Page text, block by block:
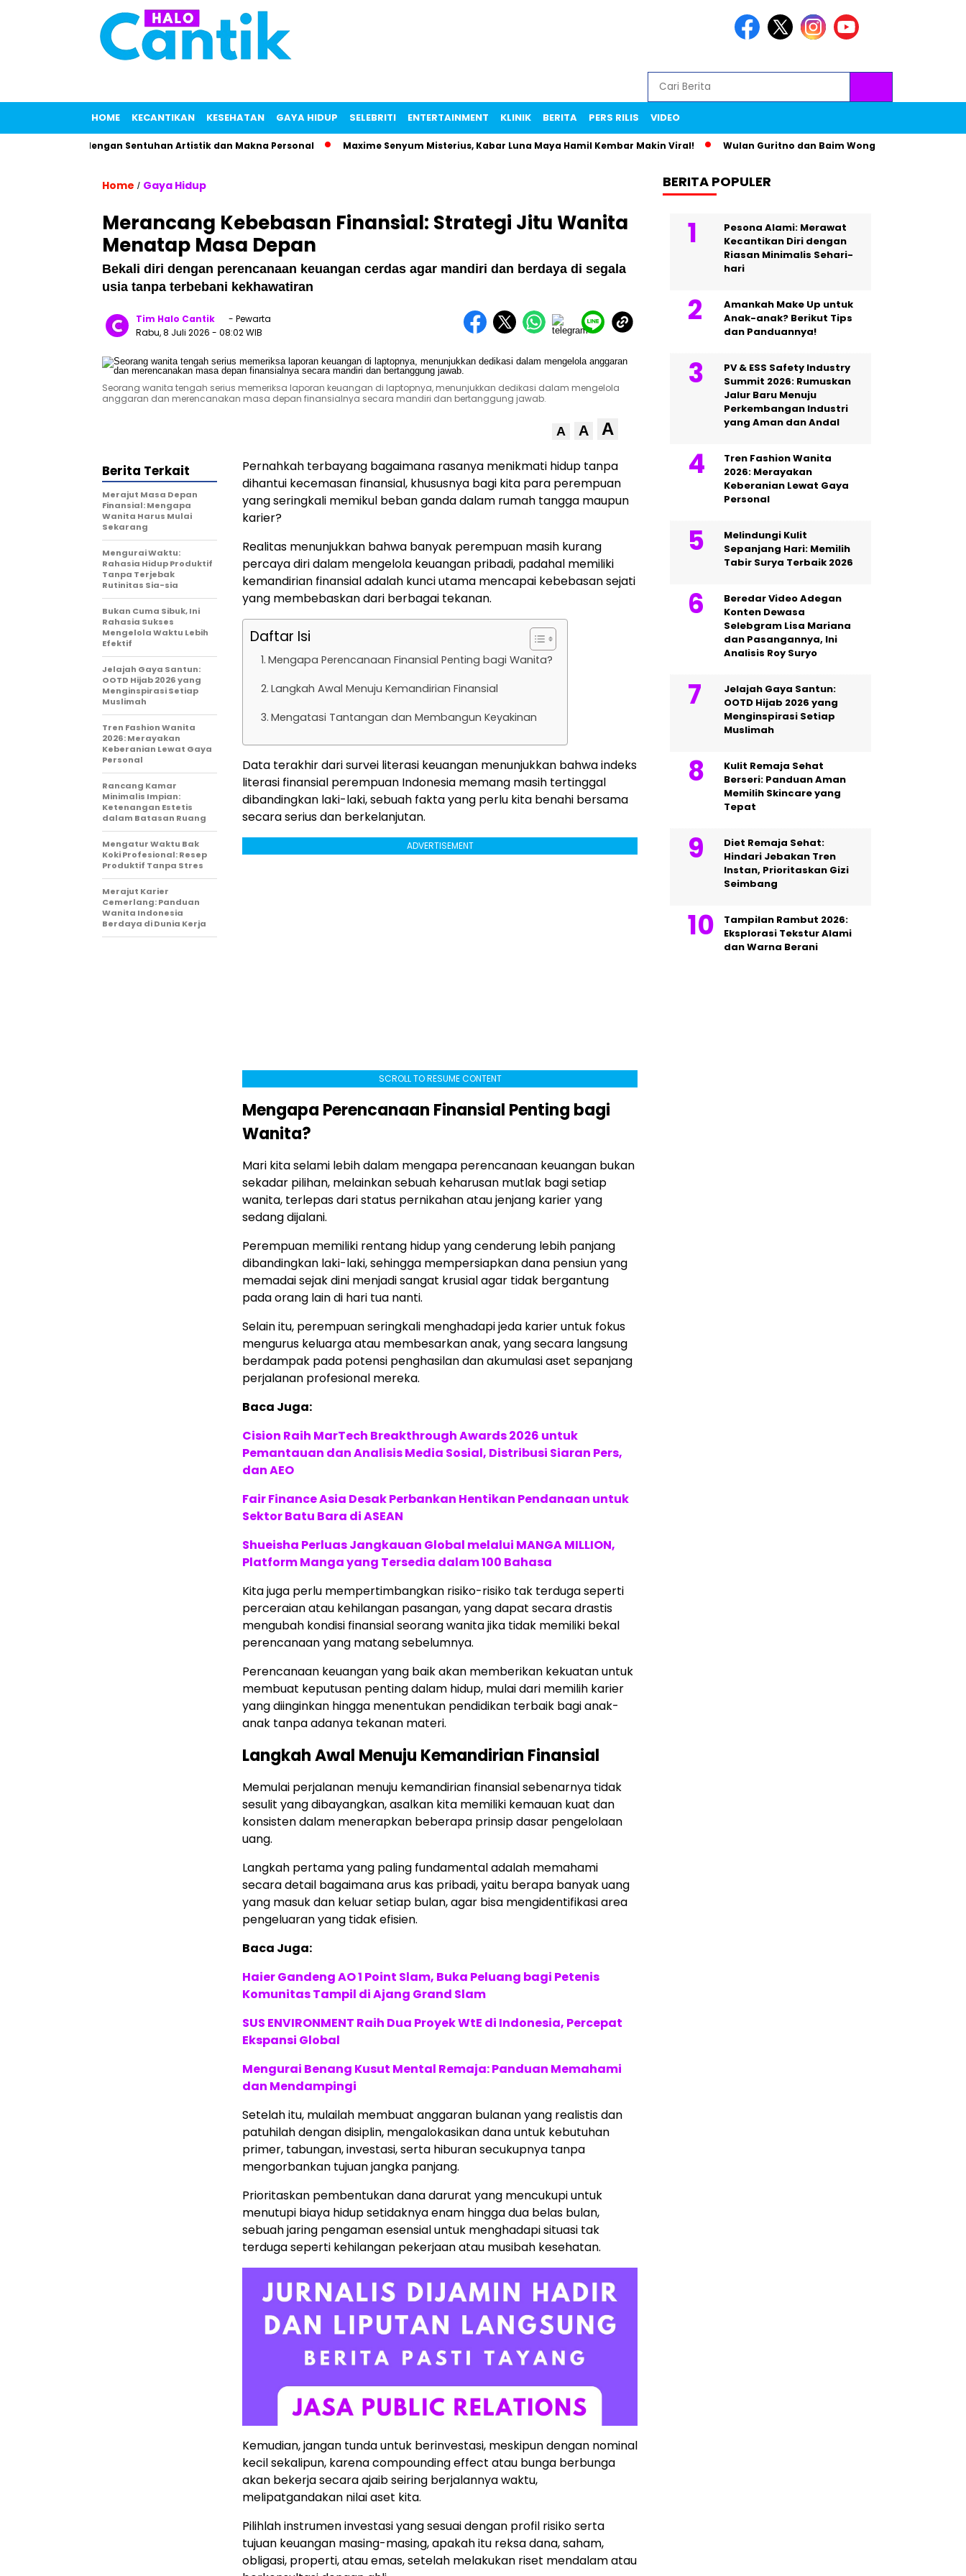
HOME KECANTIKAN KESEHATAN GAYA HIDUP SELEBRITI ENTERTAINMENT KLINIK BERITA PERS RILIS VIDEO
Lokal dengan Sentuhan Artistik dan Makna Personal Maxime Senyum Misterius, Kabar Luna Maya Hamil Kembar Makin Viral! Wulan Guritno dan Baim Wong Bikin Heboh Lewat Foto
Home / Gaya Hidup
Merancang Kebebasan Finansial: Strategi Jitu Wanita
Menatap Masa Depan
Bekali diri dengan perencanaan keuangan cerdas agar mandiri dan berdaya di segala
usia tanpa terbebani kekhawatiran
Tim Halo Cantik
- Pewarta
Rabu, 8 Juli 2026 - 08:02 WIB
Seorang wanita tengah serius memeriksa laporan keuangan di laptopnya, menunjukkan dedikasi dalam mengelola
anggaran dan merencanakan masa depan finansialnya secara mandiri dan bertanggung jawab.
A A A
Pernahkah terbayang bagaimana rasanya menikmati hidup tanpa
dihantui kecemasan finansial, khususnya bagi kita para perempuan
yang seringkali memikul beban ganda dalam rumah tangga maupun
karier?
Realitas menunjukkan bahwa banyak perempuan masih kurang
percaya diri dalam mengelola keuangan pribadi, padahal memiliki
kemandirian finansial adalah kunci utama mencapai kebebasan sejati
yang membebaskan dari berbagai tekanan.
Daftar Isi
Mengapa Perencanaan Finansial Penting bagi Wanita?
Langkah Awal Menuju Kemandirian Finansial
Mengatasi Tantangan dan Membangun Keyakinan
Data terakhir dari survei literasi keuangan menunjukkan bahwa indeks
literasi finansial perempuan Indonesia memang masih tertinggal
dibandingkan laki-laki, sebuah fakta yang perlu kita benahi bersama
secara serius dan berkelanjutan.
ADVERTISEMENT
SCROLL TO RESUME CONTENT
Mengapa Perencanaan Finansial Penting bagi
Wanita?
Mari kita selami lebih dalam mengapa perencanaan keuangan bukan
sekadar pilihan, melainkan sebuah keharusan mutlak bagi setiap
wanita, terlepas dari status pernikahan atau jenjang karier yang
sedang dijalani.
Perempuan memiliki rentang hidup yang cenderung lebih panjang
dibandingkan laki-laki, sehingga mempersiapkan dana pensiun yang
memadai sejak dini menjadi sangat krusial agar tidak bergantung
pada orang lain di hari tua nanti.
Selain itu, perempuan seringkali menghadapi jeda karier untuk fokus
mengurus keluarga atau membesarkan anak, yang secara langsung
berdampak pada potensi penghasilan dan akumulasi aset sepanjang
perjalanan profesional mereka.
Baca Juga:
Cision Raih MarTech Breakthrough Awards 2026 untuk
Pemantauan dan Analisis Media Sosial, Distribusi Siaran Pers,
dan AEO
Fair Finance Asia Desak Perbankan Hentikan Pendanaan untuk
Sektor Batu Bara di ASEAN
Shueisha Perluas Jangkauan Global melalui MANGA MILLION,
Platform Manga yang Tersedia dalam 100 Bahasa
Kita juga perlu mempertimbangkan risiko-risiko tak terduga seperti
perceraian atau kehilangan pasangan, yang dapat secara drastis
mengubah kondisi finansial seorang wanita jika tidak memiliki bekal
perencanaan yang matang sebelumnya.
Perencanaan keuangan yang baik akan memberikan kekuatan untuk
membuat keputusan penting dalam hidup, mulai dari memilih karier
yang diinginkan hingga menentukan pendidikan terbaik bagi anak-
anak tanpa adanya tekanan materi.
Langkah Awal Menuju Kemandirian Finansial
Memulai perjalanan menuju kemandirian finansial sebenarnya tidak
sesulit yang dibayangkan, asalkan kita memiliki kemauan kuat dan
konsisten dalam menerapkan beberapa prinsip dasar pengelolaan
uang.
Langkah pertama yang paling fundamental adalah memahami
secara detail bagaimana arus kas pribadi, yaitu berapa banyak uang
yang masuk dan keluar setiap bulan, agar bisa mengidentifikasi area
pengeluaran yang tidak efisien.
Baca Juga:
Haier Gandeng AO 1 Point Slam, Buka Peluang bagi Petenis
Komunitas Tampil di Ajang Grand Slam
SUS ENVIRONMENT Raih Dua Proyek WtE di Indonesia, Percepat
Ekspansi Global
Mengurai Benang Kusut Mental Remaja: Panduan Memahami
dan Mendampingi
Setelah itu, mulailah membuat anggaran bulanan yang realistis dan
patuhilah dengan disiplin, mengalokasikan dana untuk kebutuhan
primer, tabungan, investasi, serta hiburan secukupnya tanpa
mengorbankan tujuan jangka panjang.
Prioritaskan pembentukan dana darurat yang mencukupi untuk
menutupi biaya hidup setidaknya enam hingga dua belas bulan,
sebuah jaring pengaman esensial untuk menghadapi situasi tak
terduga seperti kehilangan pekerjaan atau musibah kesehatan.
Kemudian, jangan tunda untuk berinvestasi, meskipun dengan nominal
kecil sekalipun, karena compounding effect atau bunga berbunga
akan bekerja secara ajaib seiring berjalannya waktu,
melipatgandakan nilai aset kita.
Pilihlah instrumen investasi yang sesuai dengan profil risiko serta
tujuan keuangan masing-masing, apakah itu reksa dana, saham,
obligasi, properti, atau emas, setelah melakukan riset mendalam atau
Berita Terkait
Merajut Masa Depan
Finansial: Mengapa
Wanita Harus Mulai
Sekarang
Mengurai Waktu:
Rahasia Hidup Produktif
Tanpa Terjebak
Rutinitas Sia-sia
Bukan Cuma Sibuk, Ini
Rahasia Sukses
Mengelola Waktu Lebih
Efektif
Jelajah Gaya Santun:
OOTD Hijab 2026 yang
Menginspirasi Setiap
Muslimah
Tren Fashion Wanita
2026: Merayakan
Keberanian Lewat Gaya
Personal
Rancang Kamar
Minimalis Impian:
Ketenangan Estetis
dalam Batasan Ruang
Mengatur Waktu Bak
Koki Profesional: Resep
Produktif Tanpa Stres
Merajut Karier
Cemerlang: Panduan
Wanita Indonesia
Berdaya di Dunia Kerja
BERITA POPULER
Pesona Alami: Merawat
Kecantikan Diri dengan
Riasan Minimalis Sehari-
hari
Amankah Make Up untuk
Anak-anak? Berikut Tips
dan Panduannya!
PV & ESS Safety Industry
Summit 2026: Rumuskan
Jalur Baru Menuju
Perkembangan Industri
yang Aman dan Andal
Tren Fashion Wanita
2026: Merayakan
Keberanian Lewat Gaya
Personal
Melindungi Kulit
Sepanjang Hari: Memilih
Tabir Surya Terbaik 2026
Beredar Video Adegan
Konten Dewasa
Selebgram Lisa Mariana
dan Pasangannya, Ini
Analisis Roy Suryo
Jelajah Gaya Santun:
OOTD Hijab 2026 yang
Menginspirasi Setiap
Muslimah
Kulit Remaja Sehat
Berseri: Panduan Aman
Memilih Skincare yang
Tepat
Diet Remaja Sehat:
Hindari Jebakan Tren
Instan, Prioritaskan Gizi
Seimbang
Tampilan Rambut 2026:
Eksplorasi Tekstur Alami
dan Warna Berani